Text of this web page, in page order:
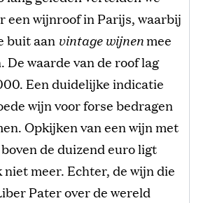
een wijnroof in Parijs, waarbij
buit aan vintage wijnenmee
De waarde van de roof lag
Een duidelijke indicatie
wijn voor forse bedragen
Opkijken van een wijn met
de duizend euro ligt
niet meer. Echter, de wijn die
Pater over de wereld